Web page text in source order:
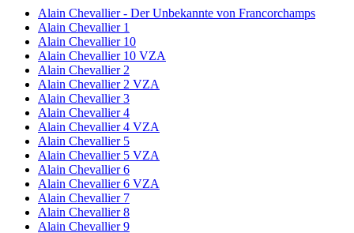
Alain Chevallier - Der Unbekannte von Francorchamps
Alain Chevallier 1
Alain Chevallier 10
Alain Chevallier 10 VZA
Alain Chevallier 2
Alain Chevallier 2 VZA
Alain Chevallier 3
Alain Chevallier 4
Alain Chevallier 4 VZA
Alain Chevallier 5
Alain Chevallier 5 VZA
Alain Chevallier 6
Alain Chevallier 6 VZA
Alain Chevallier 7
Alain Chevallier 8
Alain Chevallier 9